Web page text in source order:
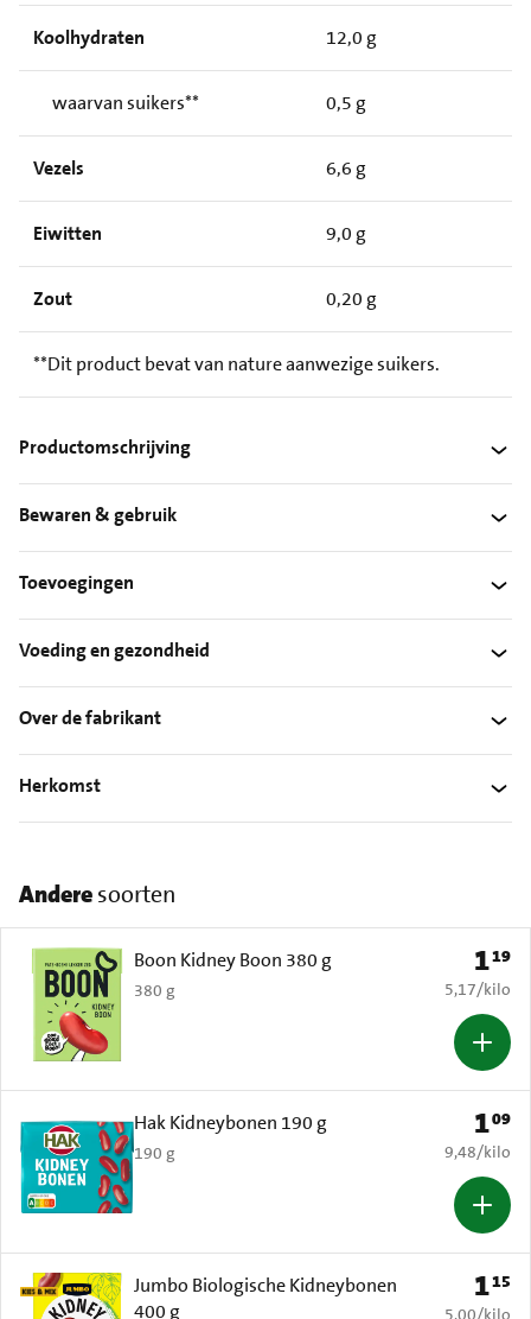
Koolhydraten 12,0 g
waarvan suikers** 0,5 g
Vezels 6,6 g
Eiwitten 9,0 g
Zout 0,20 g
**Dit product bevat van nature aanwezige suikers.
Productomschrijving
Bewaren & gebruik
Toevoegingen
Voeding en gezondheid
Over de fabrikant
Herkomst
Anderesoorten
Boon Kidney Boon 380 g
380 g
Prijs:
119
€ 5,17 per
5,17/kilo
Hak Kidneybonen 190 g
190 g
Prijs:
109
€ 9,48 per
9,48/kilo
Jumbo Biologische Kidneybonen
400 g
Prijs:
115
€ 5,00 per
5,00/kilo